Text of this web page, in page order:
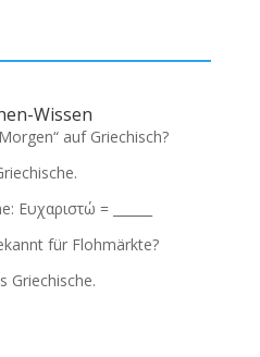
Wissen
auf Griechisch?
Ευχαριστώ = ______
für Flohmärkte?
Griechische.